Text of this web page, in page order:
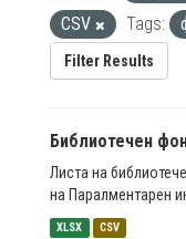
CSV
Tags:
Filter Results
Библиотечен
Листа на
на Паралментарен
XLSX CSV